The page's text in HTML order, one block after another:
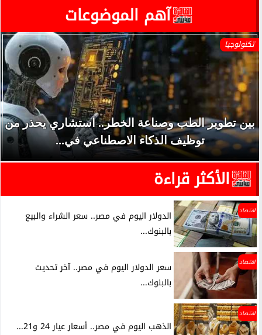
آهم الموضوعات
تكنولوجيا
بين تطوير الطب وصناعة الخطر.. استشاري يحذر من
توظيف الذكاء الاصطناعي في...
الأكثر قراءة
اقتصاد
الدولار اليوم في مصر.. سعر الشراء والبيع
بالبنوك...
اقتصاد
سعر الدولار اليوم في مصر.. آخر تحديث
بالبنوك...
اقتصاد
الذهب اليوم في مصر.. أسعار عيار 24 و21...